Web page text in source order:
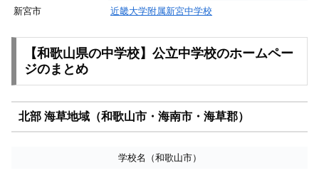
新宮市
近畿大学附属新宮中学校
【和歌山県の中学校】公立中学校のホームペー
ジのまとめ
北部 海草地域（和歌山市・海南市・海草郡）
学校名（和歌山市）